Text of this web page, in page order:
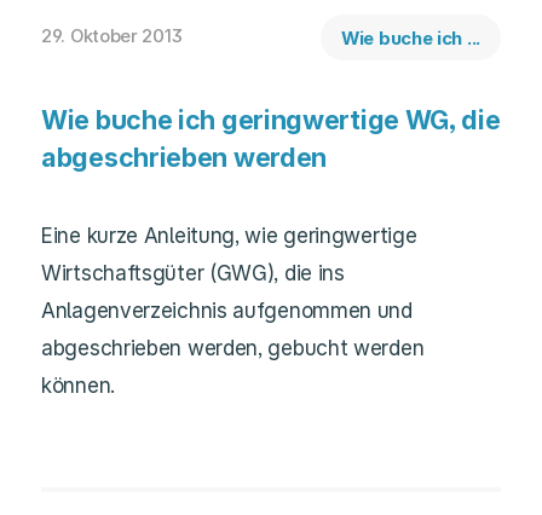
29. Oktober 2013 Wie buche ich ...
Wie buche ich geringwertige WG, die
abgeschrieben werden
Eine kurze Anleitung, wie geringwertige
Wirtschaftsgüter (GWG), die ins
Anlagenverzeichnis aufgenommen und
abgeschrieben werden, gebucht werden
können.